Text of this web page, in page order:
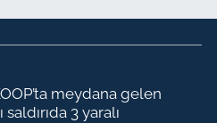
meydana gelen
saldırıda 3 yaralı